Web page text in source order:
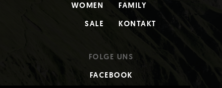
WOMEN
SALE
FAMILY
KONTAKT
FOLGE UNS
FACEBOOK